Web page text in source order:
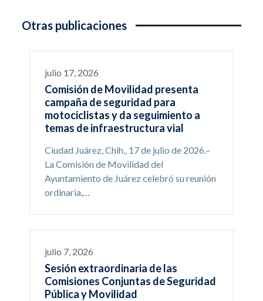
Otras publicaciones
julio 17, 2026
Comisión de Movilidad presenta
campaña de seguridad para
motociclistas y da seguimiento a
temas de infraestructura vial
Ciudad Juárez, Chih., 17 de julio de 2026.–
La Comisión de Movilidad del
Ayuntamiento de Juárez celebró su reunión
ordinaria,…
julio 7, 2026
Sesión extraordinaria de las
Comisiones Conjuntas de Seguridad
Pública y Movilidad